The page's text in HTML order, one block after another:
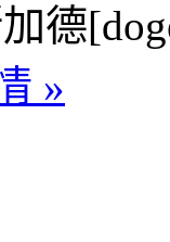
德
»